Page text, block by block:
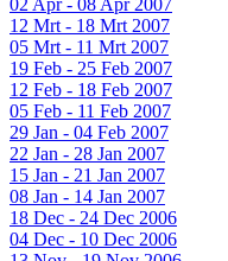
12 Mrt - 18 Mrt 2007
05 Mrt - 11 Mrt 2007
19 Feb - 25 Feb 2007
12 Feb - 18 Feb 2007
05 Feb - 11 Feb 2007
29 Jan - 04 Feb 2007
22 Jan - 28 Jan 2007
15 Jan - 21 Jan 2007
08 Jan - 14 Jan 2007
18 Dec - 24 Dec 2006
04 Dec - 10 Dec 2006